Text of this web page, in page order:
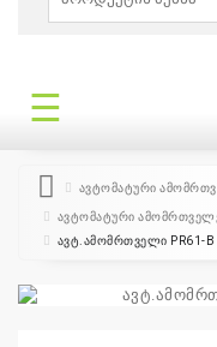
|
თვის
+995
511
☰
ავტომატური
ავტომატური
ავტ.ამომრთველი PR61-